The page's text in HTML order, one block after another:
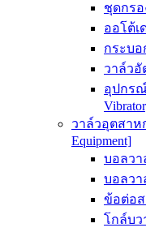
ชุดกรอ
ออโต้เ
กระบอ
วาล์วอั
อุปกรณ์
วาล์วอุตสาห
Equipment]
บอลวา
บอลวา
ข้อต่อส
โกล์บว